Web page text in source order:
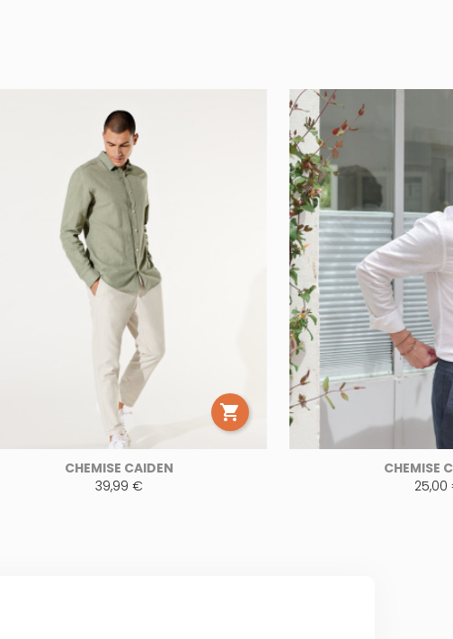

CHEMISE CAIDEN
39,99 €
CHEMISE
25,00